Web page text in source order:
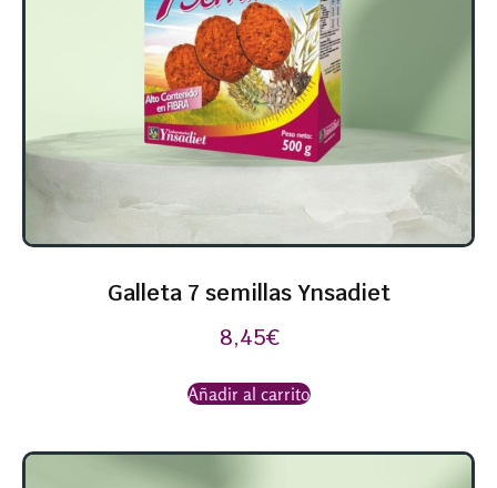
Galleta 7 semillas Ynsadiet
8,45€
Añadir al carrito